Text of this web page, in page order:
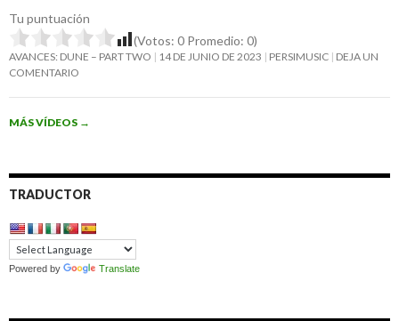
Tu puntuación
(Votos: 0 Promedio: 0)
AVANCES: DUNE – PART TWO 14 DE JUNIO DE 2023 PERSIMUSIC DEJA UN
COMENTARIO
MÁS VÍDEOS →
TRADUCTOR
Powered by Translate